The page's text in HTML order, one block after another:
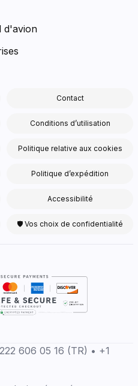
d'avion
Contact
Conditions d’utilisation
Politique relative aux cookies
Politique d’expédition
Accessibilité
🛡 Vos choix de confidentialité
606 05 16 (TR) • +1